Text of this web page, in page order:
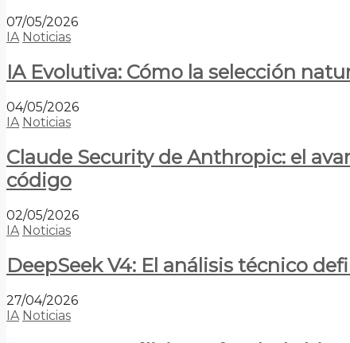
07/05/2026
IA Noticias
IA Evolutiva: Cómo la selección
04/05/2026
IA Noticias
Claude Security de Anthropic: el
código
02/05/2026
IA Noticias
DeepSeek V4: El análisis técnico
27/04/2026
IA Noticias